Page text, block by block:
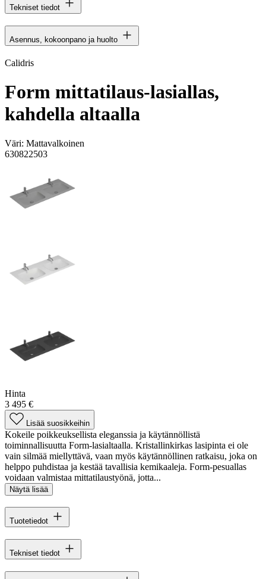
Tekniset tiedot
Asennus, kokoonpano ja huolto
Calidris
Form mittatilaus-lasiallas,
kahdella altaalla
Väri: Mattavalkoinen
630822503
Hinta
3 495 €
Lisää suosikkeihin
Kokeile poikkeuksellista eleganssia ja käytännöllistä
toiminnallisuutta Form-lasialtaalla. Kristallinkirkas lasipinta ei ole
vain silmää miellyttävä, vaan myös käytännöllinen ratkaisu, joka on
helppo puhdistaa ja kestää tavallisia kemikaaleja. Form-pesuallas
voidaan valmistaa mittatilaustyönä, jotta...
Näytä lisää
Tuotetiedot
Tekniset tiedot